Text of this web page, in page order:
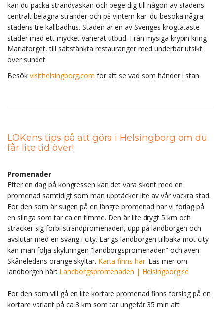
kan du packa strandväskan och bege dig till någon av stadens
centralt belägna stränder och på vintern kan du besöka några
stadens tre kallbadhus. Staden är en av Sveriges krogtätaste
städer med ett mycket varierat utbud. Från mysiga krypin kring
Mariatorget, till saltstänkta restauranger med underbar utsikt
över sundet.
Besök visithelsingborg.com för att se vad som händer i stan.
LOKens tips på att göra i Helsingborg om du
får lite tid över!
Promenader
Efter en dag på kongressen kan det vara skönt med en
promenad samtidigt som man upptäcker lite av vår vackra stad.
För den som är sugen på en längre promenad har vi förlag på
en slinga som tar ca en timme. Den är lite drygt 5 km och
sträcker sig förbi strandpromenaden, upp på landborgen och
avslutar med en sväng i city. Längs landborgen tillbaka mot city
kan man följa skyltningen ”landborgspromenaden” och även
Skåneledens orange skyltar. Karta finns här. Läs mer om
landborgen här: Landborgspromenaden | Helsingborg.se
För den som vill gå en lite kortare promenad finns förslag på en
kortare variant på ca 3 km som tar ungefär 35 min att